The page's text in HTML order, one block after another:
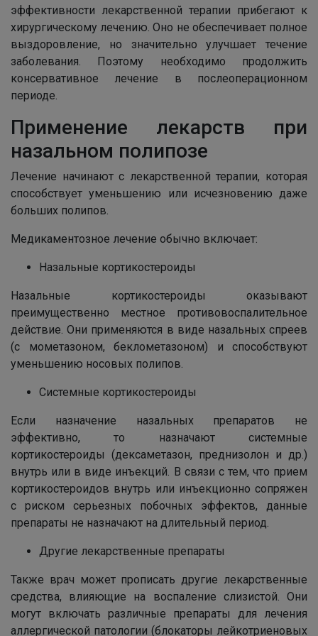
эффективности лекарственной терапии прибегают к
хирургическому лечению. Оно не обеспечивает полное
выздоровление, но значительно улучшает течение
заболевания. Поэтому необходимо продолжить
консервативное лечение в послеоперационном
периоде.
Применение лекарств при
назальном полипозе
Лечение начинают с лекарственной терапии, которая
способствует уменьшению или исчезновению даже
больших полипов.
Медикаментозное лечение обычно включает:
Назальные кортикостероиды
Назальные кортикостероиды оказывают
преимущественно местное противовоспалительное
действие. Они применяются в виде назальных спреев
(с мометазоном, беклометазоном) и способствуют
уменьшению носовых полипов.
Системные кортикостероиды
Если назначение назальных препаратов не
эффективно, то назначают системные
кортикостероиды (дексаметазон, преднизолон и др.)
внутрь или в виде инъекций. В связи с тем, что прием
кортикостероидов внутрь или инъекционно сопряжен
с риском серьезных побочных эффектов, данные
препараты не назначают на длительный период.
Другие лекарственные препараты
Также врач может прописать другие лекарственные
средства, влияющие на воспаление слизистой. Они
могут включать различные препараты для лечения
аллергической патологии (блокаторы лейкотриеновых